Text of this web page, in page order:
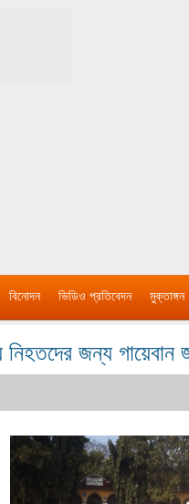
বিনোদন ভিডিও প্রতিবেদন মুক্তাঙ্গন
জন্য গায়েবান